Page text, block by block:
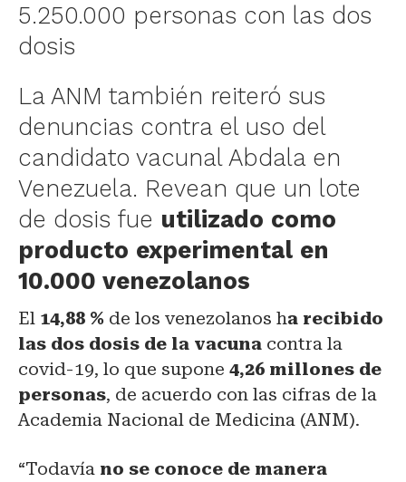
5.250.000 personas con las dos
dosis
La ANM también reiteró sus
denuncias contra el uso del
candidato vacunal Abdala en
Venezuela. Revean que un lote
de dosis fue utilizado como
producto experimental en
10.000 venezolanos
El 14,88 % de los venezolanos ha recibido
las dos dosis de la vacuna contra la
covid-19, lo que supone 4,26 millones de
personas, de acuerdo con las cifras de la
Academia Nacional de Medicina (ANM).
“Todavía no se conoce de manera